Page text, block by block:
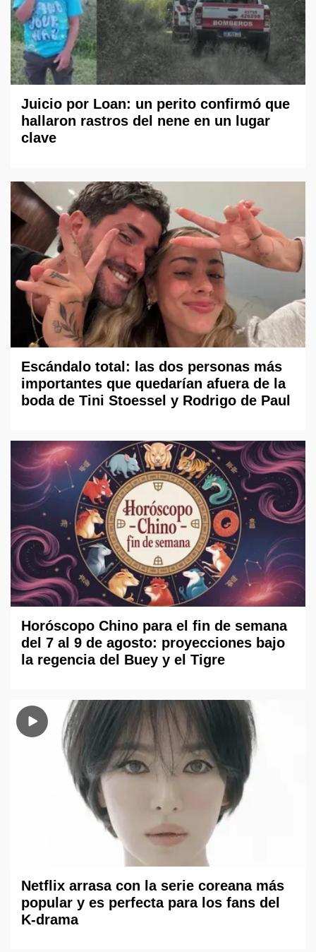
Juicio por Loan: un perito confirmó que
hallaron rastros del nene en un lugar
clave
Escándalo total: las dos personas más
importantes que quedarían afuera de la
boda de Tini Stoessel y Rodrigo de Paul
Horóscopo Chino para el fin de semana
del 7 al 9 de agosto: proyecciones bajo
la regencia del Buey y el Tigre
Netflix arrasa con la serie coreana más
popular y es perfecta para los fans del
K-drama